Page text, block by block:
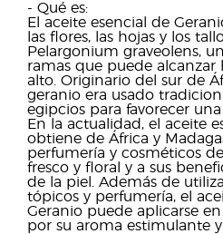
- Qué es:
El aceite esencial de
las flores, las hojas y los
Pelargonium graveolens,
ramas que puede alcanzar
alto. Originario del sur de
geranio era usado
egipcios para favorecer
En la actualidad, el aceite
obtiene de África y
perfumería y cosméticos
fresco y floral y a sus
de la piel. Además de
tópicos y perfumería, el
Geranio puede aplicarse
por su aroma estimulante y